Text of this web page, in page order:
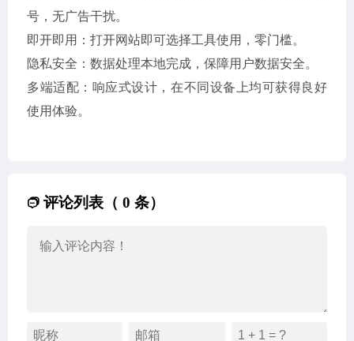
号，无广告干扰。
即开即用：打开网站即可选择工具使用，零门槛。
隐私安全：数据处理本地完成，保障用户数据安全。
多端适配：响应式设计，在不同设备上均可获得良好
使用体验。
评论列表（ 0 条）